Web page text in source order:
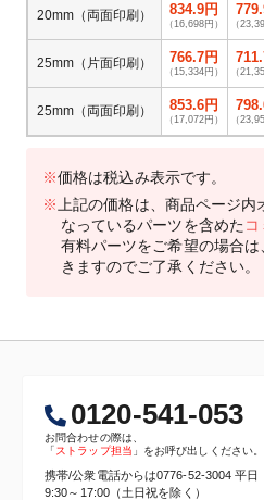
20mm（両面印刷） 834.9円
（16,698円） （
25mm（片面印刷） 766.7円
（15,334円） （
25mm（両面印刷） 853.6円
（17,072円） （
※価格は税込み表示です。
※ 上記の価格は、商品ページ
なっているパーツを含めた
有料パーツをご希望の場合
きますのでご了承ください。
0120-541-053
お問合わせの際は、
「ストラップ担当 」をお呼び出しください。
携帯/公衆電話からは0776-52-3004 平日
9:30～17:00（土日祝を除く）